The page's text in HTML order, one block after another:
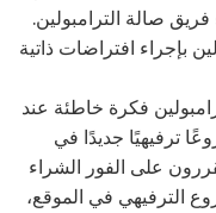
صالة الترامبولين.
بإجراء افتراضات ذاتية
فكرة خاطئة عند
ترفيهيًا جديدًا في
على الفور الشراء
الترفيهي في الموقع،